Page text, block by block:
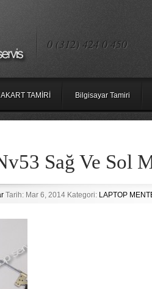
0 (312) 424 0 450
TAMİRİ Bilgisayar Tamiri
Sağ Ve Sol
Tarih: Mar 6, 2014 Kategori: LAPTOP